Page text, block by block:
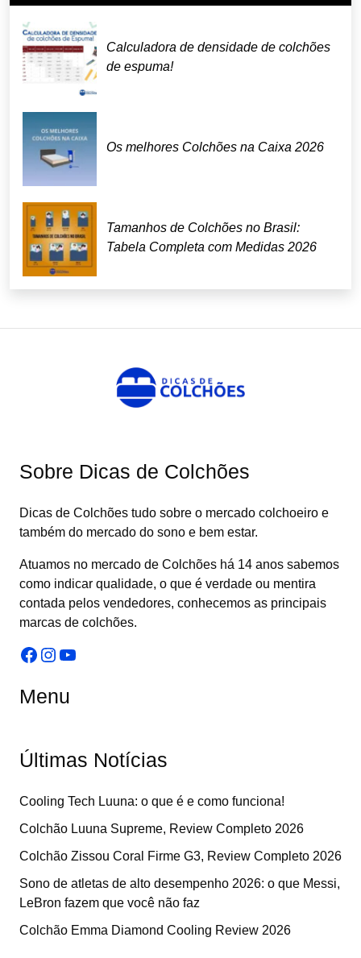
Calculadora de densidade de colchões
de espuma!
Os melhores Colchões na Caixa 2026
Tamanhos de Colchões no Brasil:
Tabela Completa com Medidas 2026
Sobre Dicas de Colchões
Dicas de Colchões tudo sobre o mercado colchoeiro e
também do mercado do sono e bem estar.
Atuamos no mercado de Colchões há 14 anos sabemos
como indicar qualidade, o que é verdade ou mentira
contada pelos vendedores, conhecemos as principais
marcas de colchões.
Facebook
Instagram
Youtube
Menu
Últimas Notícias
Cooling Tech Luuna: o que é e como funciona!
Colchão Luuna Supreme, Review Completo 2026
Colchão Zissou Coral Firme G3, Review Completo 2026
Sono de atletas de alto desempenho 2026: o que Messi,
LeBron fazem que você não faz
Colchão Emma Diamond Cooling Review 2026